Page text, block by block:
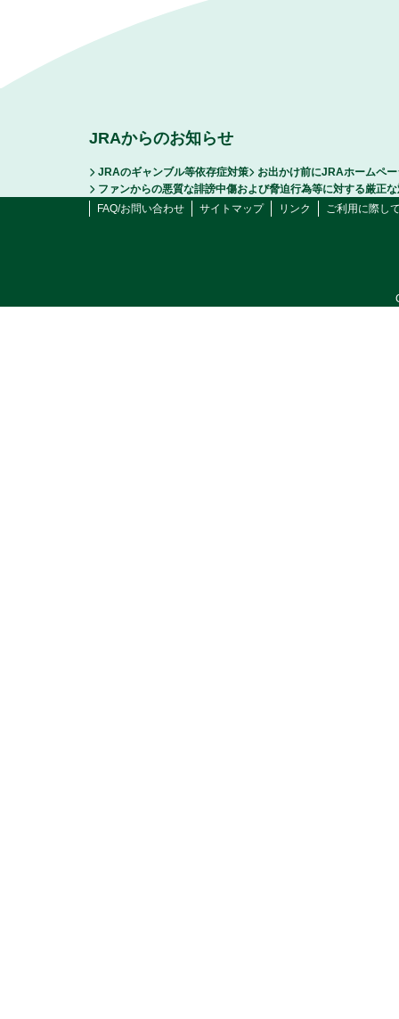
JRAからのお知らせ
JRAのギャンブル等依存症対策
お出かけ前にJRAホームペ
ファンからの悪質な誹謗中傷および脅迫行為等に対する厳正
FAQ/お問い合わせ
サイトマップ リンク ご利用に際し